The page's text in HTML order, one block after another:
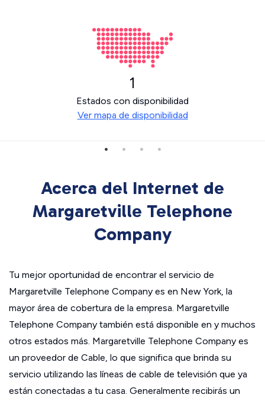
1
Estados con disponibilidad
Ver mapa de disponibilidad
Acerca del Internet de
Margaretville Telephone
Company
Tu mejor oportunidad de encontrar el servicio de
Margaretville Telephone Company es en New York, la
mayor área de cobertura de la empresa. Margaretville
Telephone Company también está disponible en y muchos
otros estados más. Margaretville Telephone Company es
un proveedor de Cable, lo que significa que brinda su
servicio utilizando las líneas de cable de televisión que ya
están conectadas a tu casa. Generalmente recibirás un